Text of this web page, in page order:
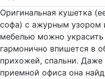
Оригинальная кушетка
софа) с ажурным узором
мебелью можно
гармонично впишется в
прихожей, спальни. Даже
приемной офиса она